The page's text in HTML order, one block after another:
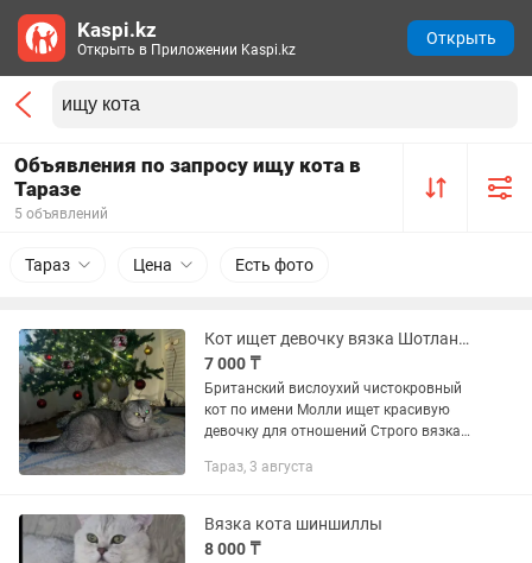
Объявления по запросу ищу кота в
Таразе
5 объявлений
Тараз Цена Есть фото
Кот ищет девочку вязка Шотландский вислоухий (Scottish Fold)
7 000 ₸
Британский вислоухий чистокровный
кот по имени Молли ищет красивую
девочку для отношений Строго вязка
него есть Кот знает своё дело Пишите
Тараз, 3 августа
Вязка кота шиншиллы
8 000 ₸
Kaspi.kz
Открыть в Приложении Kaspi.kz
Открыть